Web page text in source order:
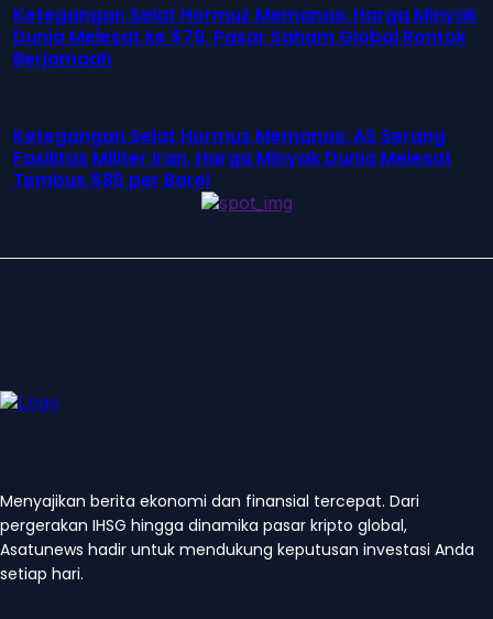
Ketegangan Selat Hormuz Memanas: Harga Minyak
Dunia Melesat ke $79, Pasar Saham Global Rontok
Berjamaah
Ketegangan Selat Hormuz Memanas: AS Serang
Fasilitas Militer Iran, Harga Minyak Dunia Melesat
Tembus $85 per Barel
Menyajikan berita ekonomi dan finansial tercepat. Dari
pergerakan IHSG hingga dinamika pasar kripto global,
Asatunews hadir untuk mendukung keputusan investasi Anda
setiap hari.